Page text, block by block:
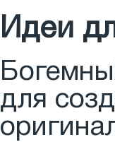
Идеи
для